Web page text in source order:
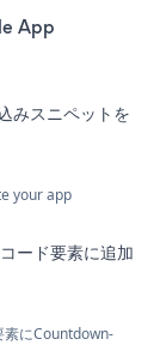
App
スニペットを
your app
ード要素に追加
素にCountdown-